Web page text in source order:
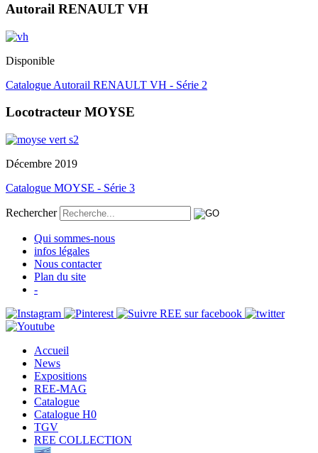
Autorail RENAULT VH
Disponible
Catalogue Autorail RENAULT VH - Série 2
Locotracteur MOYSE
Décembre 2019
Catalogue MOYSE - Série 3
Rechercher
Qui sommes-nous
infos légales
Nous contacter
Plan du site
-
Accueil
News
Expositions
REE-MAG
Catalogue
Catalogue H0
TGV
REE COLLECTION